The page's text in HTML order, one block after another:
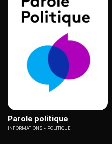
Parole politique
INFORMATIONS POLITIQUE